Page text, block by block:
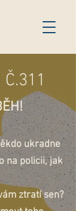
ukradne
na policii, jak
ztratí sen?